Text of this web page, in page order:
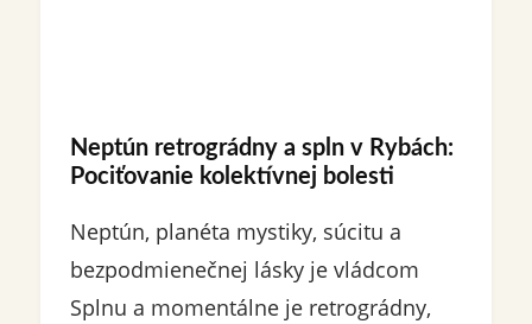
Neptún retrográdny a spln v Rybách:
Pociťovanie kolektívnej bolesti
Neptún, planéta mystiky, súcitu a
bezpodmienečnej lásky je vládcom
Splnu a momentálne je retrográdny,